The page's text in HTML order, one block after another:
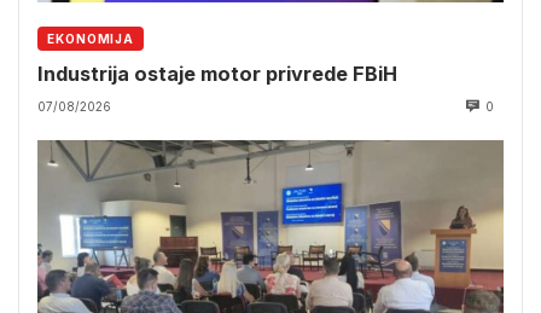
EKONOMIJA
Industrija ostaje motor privrede FBiH
07/08/2026 0